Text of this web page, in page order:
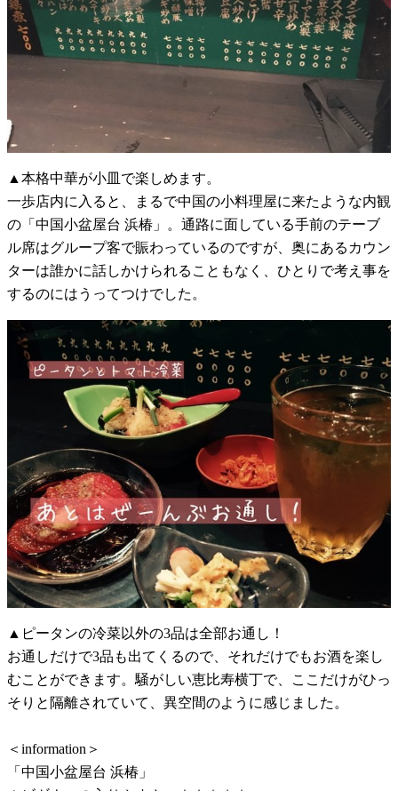
▲本格中華が小皿で楽しめます。
一歩店内に入ると、まるで中国の小料理屋に来たような内観
の「中国小盆屋台 浜椿」。通路に面している手前のテーブ
ル席はグループ客で賑わっているのですが、奥にあるカウン
ターは誰かに話しかけられることもなく、ひとりで考え事を
するのにはうってつけでした。
▲ピータンの冷菜以外の3品は全部お通し！
お通しだけで3品も出てくるので、それだけでもお酒を楽し
むことができます。騒がしい恵比寿横丁で、ここだけがひっ
そりと隔離されていて、異空間のように感じました。
＜information＞
「中国小盆屋台 浜椿」